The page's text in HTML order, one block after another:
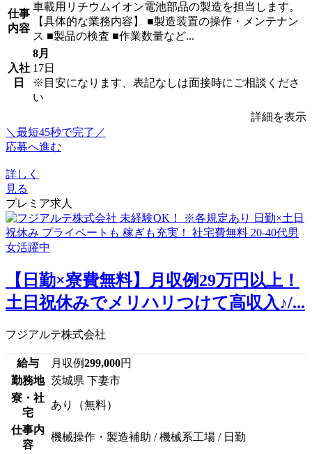
仕事
内容
車載用リチウムイオン電池部品の製造を担当します。
【具体的な業務内容】 ■製造装置の操作・メンテナン
ス ■製品の検査 ■作業数量など...
入社
日
8月
17日
※目安になります、表記なしは面接時にご相談くださ
い
詳細を表示
＼最短45秒で完了／
応募へ進む
詳しく
見る
プレミア求人
【日勤×寮費無料】月収例29万円以上！
土日祝休みでメリハリつけて高収入♪/...
フジアルテ株式会社
給与 月収例299,000円
勤務地 茨城県 下妻市
寮・社
宅
あり（無料）
仕事内
容
機械操作・製造補助 / 機械系工場 / 日勤